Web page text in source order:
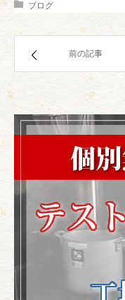
ブログ
前の記事